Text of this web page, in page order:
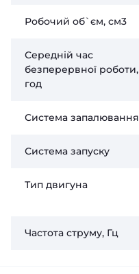
Робочий об`єм, см3
Середній час
безперервної роботи,
год
Система запалювання
Система запуску
Тип двигуна
Частота струму, Гц